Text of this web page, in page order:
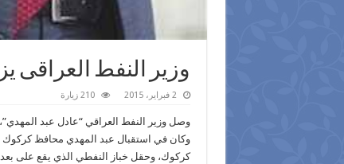
وزير النفط العراقى
2 فبراير، 2015 210 زيارة
وصل وزير النفط العراقي “عادل عبد
وكان في استقبال عبد المهدي محافظ كركوك